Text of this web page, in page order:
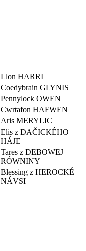
Llon HARRI
Coedybrain GLYNIS
Pennylock OWEN
Cwrtafon HAFWEN
Aris MERYLIC
Elis z DAČICKÉHO
HÁJE
Tares z DEBOWEJ
RÓWNINY
Blessing z HEROCKÉ
NÁVSI